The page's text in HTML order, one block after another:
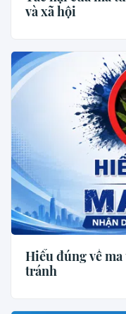
và xã hội
Hiểu đúng về
tránh